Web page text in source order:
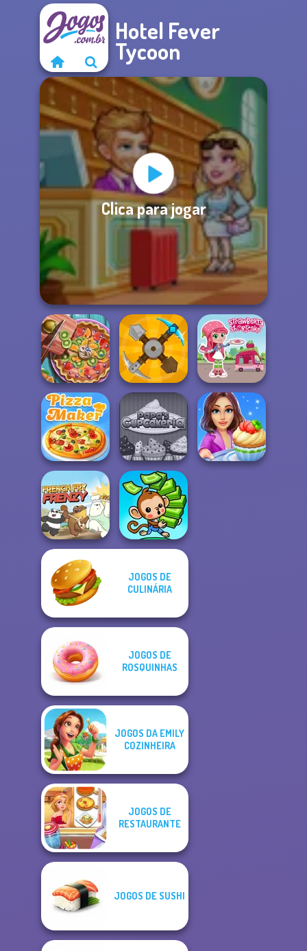
Hotel Fever
Tycoon
Clica para jogar
Pie Real Life
Cooking
Craft Drill
Strawberry
Shortcake
The Pizza Maker
Papa's
Cupcakeria
French Fry Frenzy
JOGOS DE
CULINÁRIA
JOGOS DE
ROSQUINHAS
JOGOS DA EMILY
COZINHEIRA
JOGOS DE
RESTAURANTE
JOGOS DE SUSHI